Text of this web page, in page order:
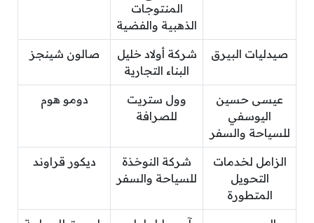
المنتوجات
الذهبية والفضية
صيدليات البيرق
شركة أولاد خليل
البناء التجارية
صالون شينجز
عيسى حسين
اليوسفي
للسياحة والسفر
وول ستريت
للصرافة
دومو هوم
الزامل لخدمات
التحويل
المتطورة
شركة النوخذة
للسياحة والسفر
ديكور قراوند